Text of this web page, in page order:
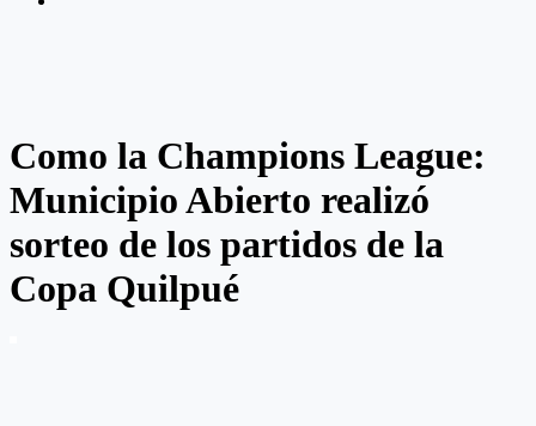
Como la Champions League:
Municipio Abierto realizó
sorteo de los partidos de la
Copa Quilpué